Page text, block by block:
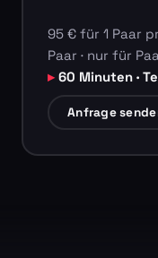
95 € für 1 Paar
Paar · nur für
60 Minuten ·
Anfrage